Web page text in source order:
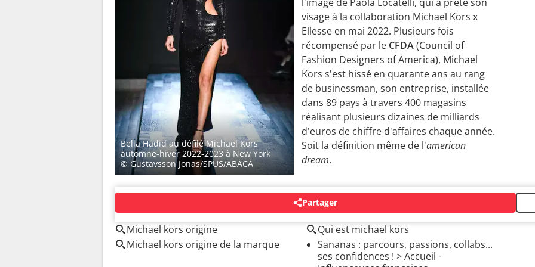
Bella Hadid au défilé Michael Kors
automne-hiver 2022-2023 à New York
© Gustavsson Jonas/SPUS/ABACA
visage à la collaboration Michael Kors x
Ellesse en mai 2022. Plusieurs fois
récompensé par le CFDA(Council of
Fashion Designers of America), Michael
Kors s'est hissé en quarante ans au rang
de businessman, son entreprise, installée
dans 89 pays à travers 400 magasins
réalisant plusieurs dizaines de milliards
d'euros de chiffre d'affaires chaque année.
Soit la définition même de l'american
dream.
Partager
AUTOUR DU MÊME SUJET
Michael kors origine
Qui est michael kors
Michael kors origine de la marque
Sananas : parcours, passions, collabs...
ses confidences ! > Accueil -